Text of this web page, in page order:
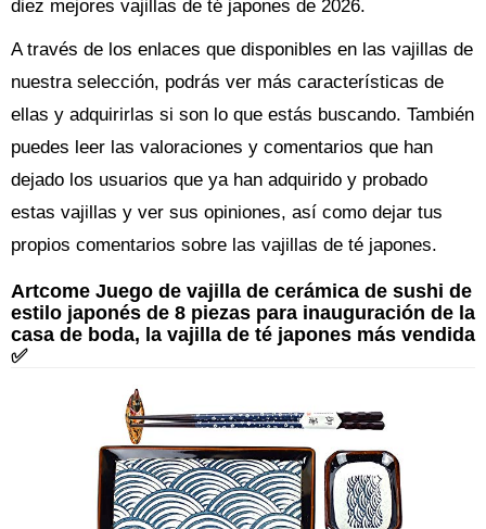
diez mejores vajillas de té japones de 2026.
A través de los enlaces que disponibles en las vajillas de
nuestra selección, podrás ver más características de
ellas y adquirirlas si son lo que estás buscando. También
puedes leer las valoraciones y comentarios que han
dejado los usuarios que ya han adquirido y probado
estas vajillas y ver sus opiniones, así como dejar tus
propios comentarios sobre las vajillas de té japones.
Artcome Juego de vajilla de cerámica de sushi de
estilo japonés de 8 piezas para inauguración de la
casa de boda, la vajilla de té japones más vendida
✅